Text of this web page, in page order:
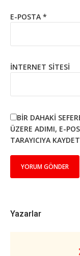
E-POSTA *
İNTERNET SITESI
BIR DAHAKI
ÜZERE ADIMI, E-
TARAYICIYA
Yazarlar